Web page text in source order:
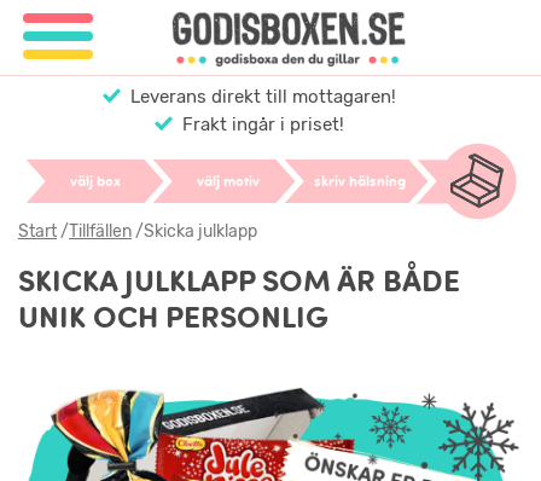
Leverans direkt till mottagaren!
Frakt ingår i priset!
välj box välj motiv skriv hälsning
Start/Tillfällen/Skicka julklapp
SKICKA JULKLAPP SOM ÄR BÅDE
UNIK OCH PERSONLIG